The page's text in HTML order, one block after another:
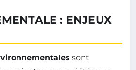
: ENJEUX
sont